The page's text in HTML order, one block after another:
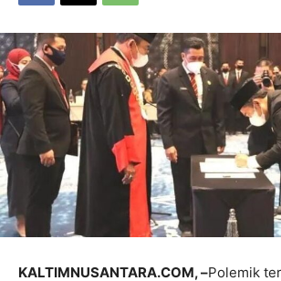
KALTIMNUSANTARA.COM, –Polemik